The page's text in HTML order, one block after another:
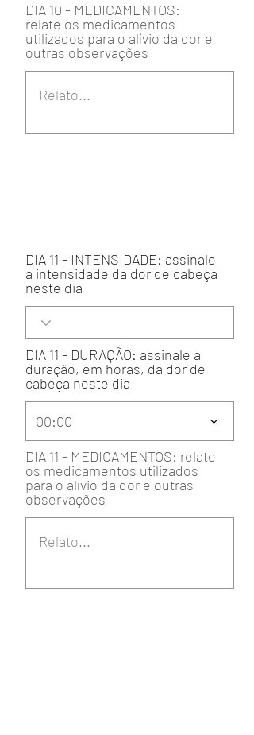
DIA 10 - MEDICAMENTOS:
relate os medicamentos
utilizados para o alívio da dor e
outras observações
DIA 11 - INTENSIDADE: assinale
a intensidade da dor de cabeça
neste dia
DIA 11 - DURAÇÃO: assinale a
duração, em horas, da dor de
cabeça neste dia
00:00
DIA 11 - MEDICAMENTOS: relate
os medicamentos utilizados
para o alívio da dor e outras
observações